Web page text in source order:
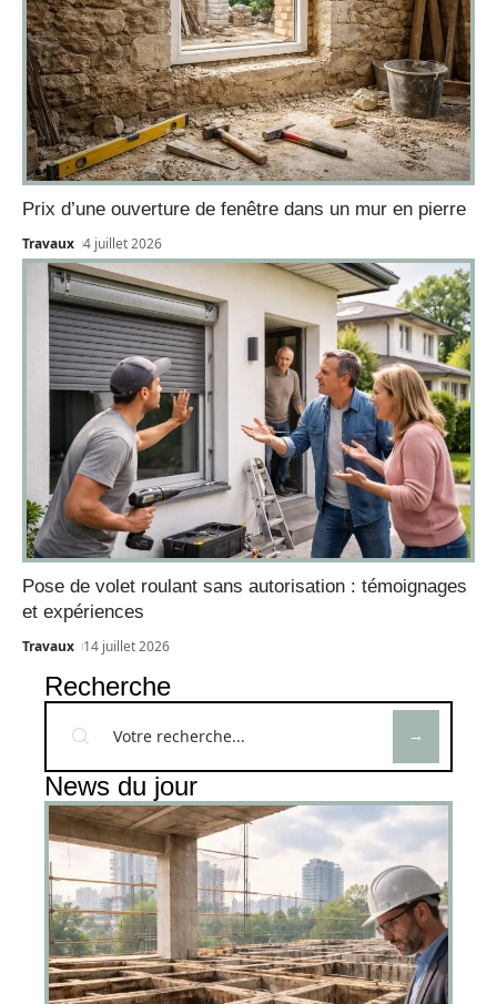
Prix d’une ouverture de fenêtre dans un mur en pierre
Travaux 4 juillet 2026
Pose de volet roulant sans autorisation : témoignages
et expériences
Travaux 14 juillet 2026
Recherche
News du jour